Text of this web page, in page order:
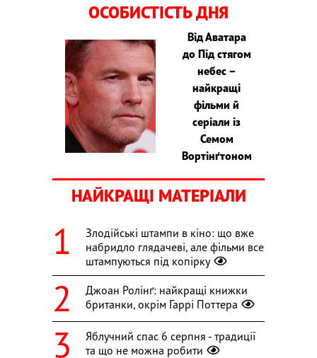
ОСОБИСТІСТЬ ДНЯ
Від Аватара
до Під стягом
небес –
найкращі
фільми й
серіали із
Семом
Вортінґтоном
НАЙКРАЩІ МАТЕРІАЛИ
Злодійські штампи в кіно: що вже
набридло глядачеві, але фільми все
штампуються під копірку
Джоан Ролінґ: найкращі книжки
британки, окрім Гаррі Поттера
Яблучний спас 6 серпня - традиції
та що не можна робити